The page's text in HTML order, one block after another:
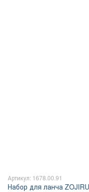
Артикул: 1678.00.91
Набор для ланча